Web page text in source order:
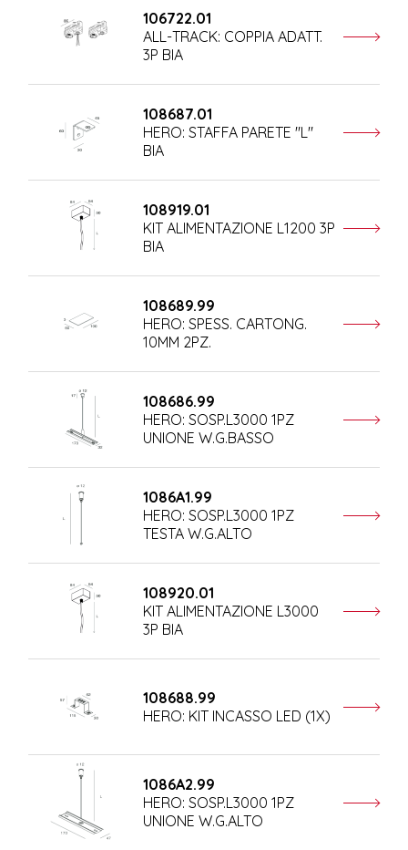
106722.01
ALL-TRACK: COPPIA ADATT.
3P BIA
108687.01
HERO: STAFFA PARETE "L"
BIA
108919.01
KIT ALIMENTAZIONE L1200 3P
BIA
108689.99
HERO: SPESS. CARTONG.
10MM 2PZ.
108686.99
HERO: SOSP.L3000 1PZ
UNIONE W.G.BASSO
1086A1.99
HERO: SOSP.L3000 1PZ
TESTA W.G.ALTO
108920.01
KIT ALIMENTAZIONE L3000
3P BIA
108688.99
HERO: KIT INCASSO LED (1X)
1086A2.99
HERO: SOSP.L3000 1PZ
UNIONE W.G.ALTO